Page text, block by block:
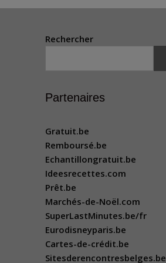
Rechercher
Partenaires
Gratuit.be
Remboursé.be
Echantillongratuit.be
Ideesrecettes.com
Prêt.be
Marchés-de-Noël.com
SuperLastMinutes.be/fr
Eurodisneyparis.be
Cartes-de-crédit.be
Sitesderencontresbelges.be